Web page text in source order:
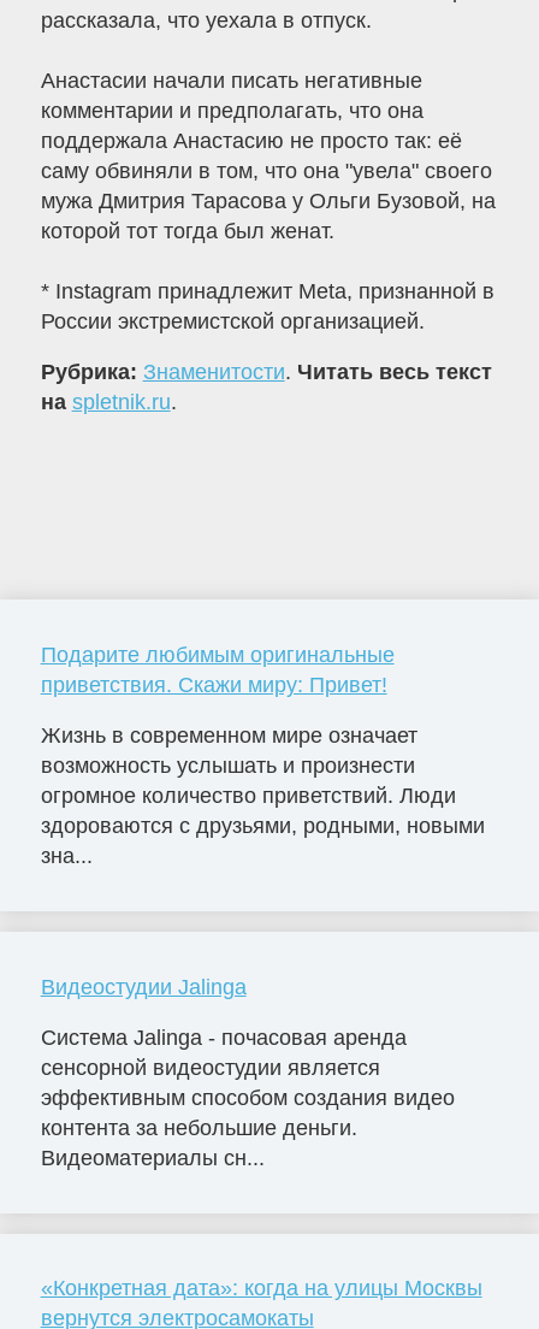
рассказала, что уехала в отпуск.
Анастасии начали писать негативные
комментарии и предполагать, что она
поддержала Анастасию не просто так: её
саму обвиняли в том, что она "увела" своего
мужа Дмитрия Тарасова у Ольги Бузовой, на
которой тот тогда был женат.
* Instagram принадлежит Meta, признанной в
России экстремистской организацией.
Рубрика: Знаменитости. Читать весь текст
на spletnik.ru.
Подарите любимым оригинальные
приветствия. Скажи миру: Привет!
Жизнь в современном мире означает
возможность услышать и произнести
огромное количество приветствий. Люди
здороваются с друзьями, родными, новыми
зна...
Видеостудии Jalinga
Система Jalinga - почасовая аренда
сенсорной видеостудии является
эффективным способом создания видео
контента за небольшие деньги.
Видеоматериалы сн...
«Конкретная дата»: когда на улицы Москвы
вернутся электросамокаты